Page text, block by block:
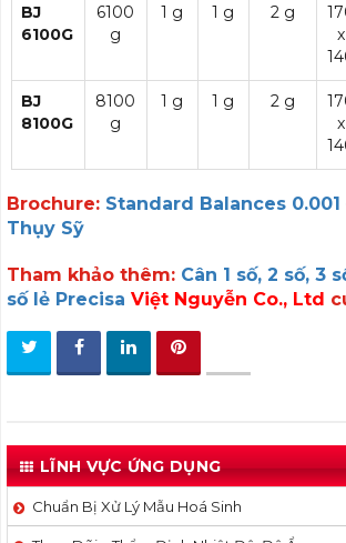
BJ
6100G
6100
g
1 g 1 g 2 g
x
BJ
8100G
8100
g
1 g 1 g 2 g
x
Brochure: Standard Balances 0.001
Thụy Sỹ
Tham khảo thêm: Cân 1 số, 2 số, 3
số lẻ Precisa Việt Nguyễn Co., Ltd
LĨNH VỰC ỨNG DỤNG
Chuẩn Bị Xử Lý Mẫu Hoá Sinh